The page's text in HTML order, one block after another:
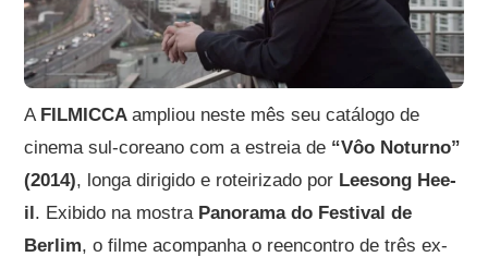
A FILMICCAampliou neste mês seu catálogo de
cinema sul-coreano com a estreia de “Vôo Noturno”
(2014), longa dirigido e roteirizado por Leesong Hee-
il. Exibido na mostra Panorama do Festival de
Berlim, o filme acompanha o reencontro de três ex-